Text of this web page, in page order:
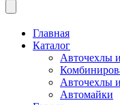
Главная
Каталог
Авточехлы
Авточехлы
Автомайки